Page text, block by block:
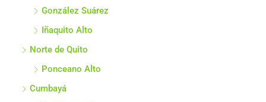
González Suárez
Iñaquito Alto
Norte de Quito
Ponceano Alto
Cumbayá